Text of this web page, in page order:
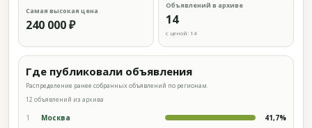
Самая высокая цена
240 000 ₽
Объявлений в архиве
14
с ценой: 14
Где публиковали объявления
Распределение ранее собранных объявлений по регионам.
12 объявлений из архива
1 Москва 41,7%